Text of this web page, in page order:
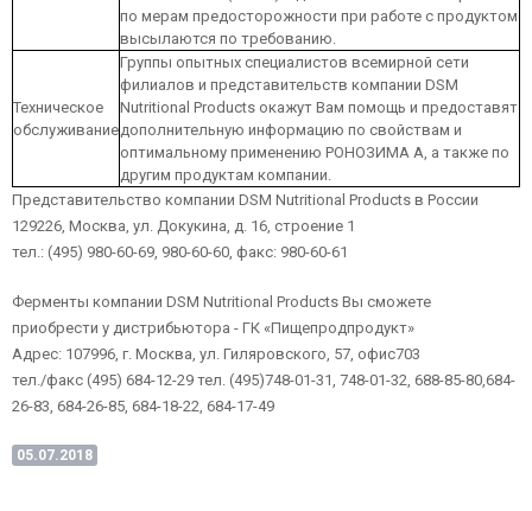
по мерам предосторожности при работе с продуктом
высылаются по требованию.
Техническое
обслуживание
Группы опытных специалистов всемирной сети
филиалов и представительств компании DSM
Nutritional Products окажут Вам помощь и предоставят
дополнительную информацию по свойствам и
оптимальному применению РОНОЗИМА А, а также по
другим продуктам компании.
Представительство компании DSM Nutritional Products в России
129226, Москва, ул. Докукина, д. 16, строение 1
тел.: (495) 980-60-69, 980-60-60, факс: 980-60-61
Ферменты компании DSM Nutritional Products Вы сможете
приобрести у дистрибьютора - ГК «Пищепродпродукт»
Адрес: 107996, г. Москва, ул. Гиляровского, 57, офис703
тел./факс (495) 684-12-29 тел. (495)748-01-31, 748-01-32, 688-85-80,684-
26-83, 684-26-85, 684-18-22, 684-17-49
05.07.2018